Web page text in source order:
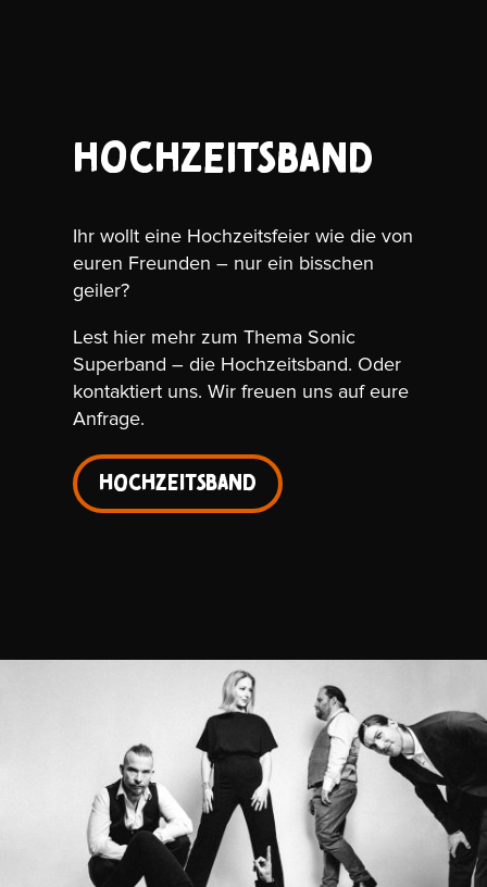
Hochzeitsband
Ihr wollt eine Hochzeitsfeier wie die von
euren Freunden – nur ein bisschen
geiler?
Lest hier mehr zum Thema Sonic
Superband – die Hochzeitsband. Oder
kontaktiert uns. Wir freuen uns auf eure
Anfrage.
Hochzeitsband